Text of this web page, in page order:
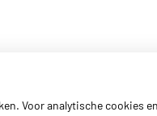
Voor analytische cookies